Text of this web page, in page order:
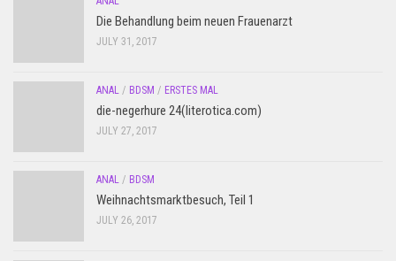
Die Behandlung beim neuen Frauenarzt
JULY 31, 2017
ANAL / BDSM / ERSTES MAL
die-negerhure 24(literotica.com)
JULY 27, 2017
ANAL / BDSM
Weihnachtsmarktbesuch, Teil 1
JULY 26, 2017